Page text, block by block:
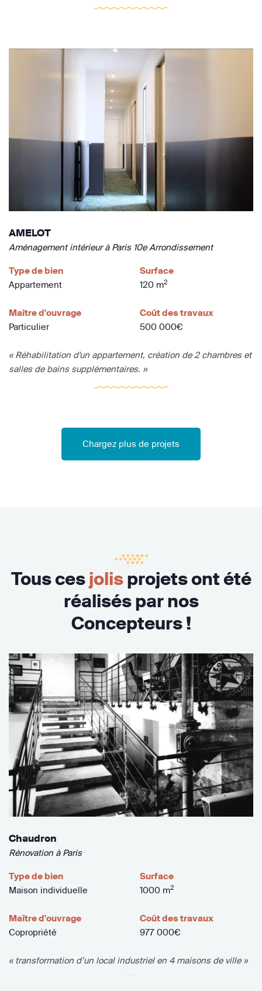
AMELOT
Aménagement intérieur à Paris 10e Arrondissement
Type de bien
Appartement
Surface
120 m2
Maître d'ouvrage
Particulier
Coût des travaux
500 000€
« Réhabilitation d'un appartement, création de 2 chambres et
salles de bains supplémentaires. »
Chargez plus de projets
Tous cesjolisprojets ont été
réalisés par nos
Concepteurs !
Chaudron
Rénovation à Paris
Type de bien
Maison individuelle
Surface
1000 m2
Maître d'ouvrage
Copropriété
Coût des travaux
977 000€
« transformation d’un local industriel en 4 maisons de ville »